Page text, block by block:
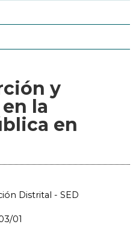
y
la
en
Distrital - SED
01